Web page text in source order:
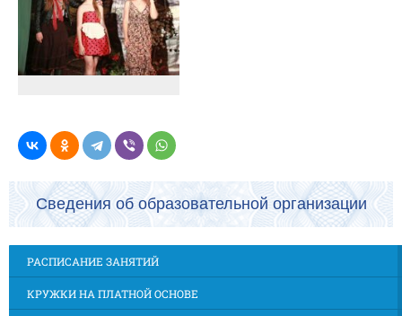
Сведения об образовательной организации
РАСПИСАНИЕ ЗАНЯТИЙ
КРУЖКИ НА ПЛАТНОЙ ОСНОВЕ